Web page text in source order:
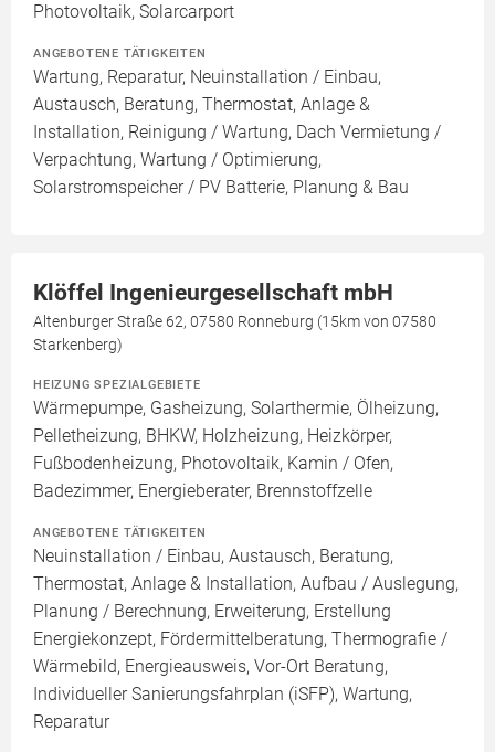
Photovoltaik, Solarcarport
ANGEBOTENE TÄTIGKEITEN
Wartung, Reparatur, Neuinstallation / Einbau,
Austausch, Beratung, Thermostat, Anlage &
Installation, Reinigung / Wartung, Dach Vermietung /
Verpachtung, Wartung / Optimierung,
Solarstromspeicher / PV Batterie, Planung & Bau
Klöffel Ingenieurgesellschaft mbH
Altenburger Straße 62, 07580 Ronneburg (15km von 07580
Starkenberg)
HEIZUNG SPEZIALGEBIETE
Wärmepumpe, Gasheizung, Solarthermie, Ölheizung,
Pelletheizung, BHKW, Holzheizung, Heizkörper,
Fußbodenheizung, Photovoltaik, Kamin / Ofen,
Badezimmer, Energieberater, Brennstoffzelle
ANGEBOTENE TÄTIGKEITEN
Neuinstallation / Einbau, Austausch, Beratung,
Thermostat, Anlage & Installation, Aufbau / Auslegung,
Planung / Berechnung, Erweiterung, Erstellung
Energiekonzept, Fördermittelberatung, Thermografie /
Wärmebild, Energieausweis, Vor-Ort Beratung,
Individueller Sanierungsfahrplan (iSFP), Wartung,
Reparatur